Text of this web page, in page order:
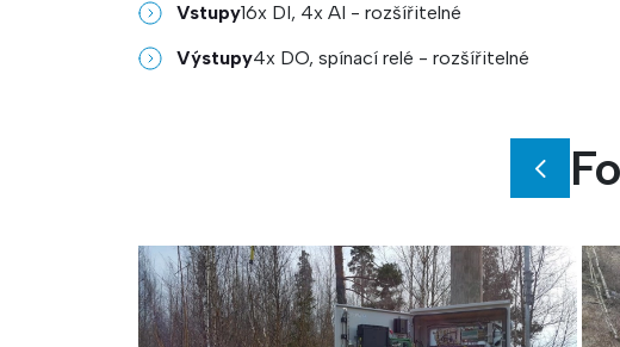
Vstupy16x DI, 4x AI - rozšířitelné
Výstupy4x DO, spínací relé - rozšířitelné